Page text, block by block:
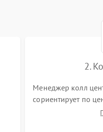
2.
Менеджер колл
сориентирует по
отпаривателя а